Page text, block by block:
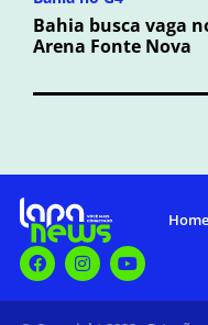
Bahia busca vaga
Arena Fonte Nova
Home